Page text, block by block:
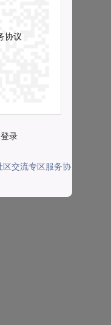
协议
录
区交流专区服务协